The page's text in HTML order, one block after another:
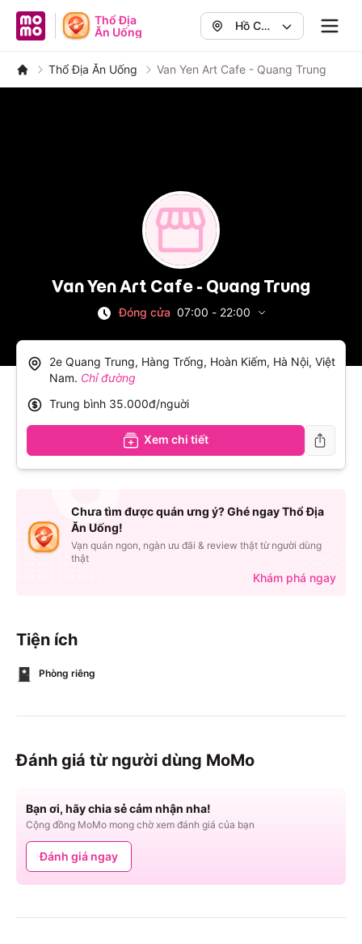
MoMo - Ứng dụng tài chính
Thổ Địa
Ăn Uống
Hồ Chí
Minh,
Thổ Địa Ăn Uống Van Yen Art Cafe - Quang Trung
Van Yen Art Cafe - Quang Trung
Đóng cửa 07:00 - 22:00
Tiện ích
Phòng riêng
Đánh giá từ người dùng MoMo
Bạn ơi, hãy chia sẻ cảm nhận nha!
Cộng đồng MoMo mong chờ xem đánh giá của bạn
Đánh giá ngay
2e Quang Trung, Hàng Trống, Hoàn Kiếm, Hà Nội, Việt
Nam. Chỉ đường
Trung bình 35.000đ/nguời
Xem chi tiết
Chưa tìm được quán ưng ý? Ghé ngay Thổ Địa
Ăn Uống!
Vạn quán ngon, ngàn ưu đãi & review thật từ người dùng
thật
Khám phá ngay